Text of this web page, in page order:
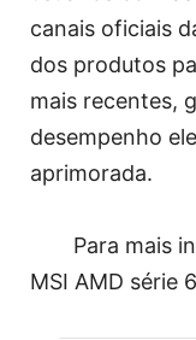
canais oficiais
dos produtos
mais recentes,
desempenho
aprimorada.
Para mais
MSI AMD série